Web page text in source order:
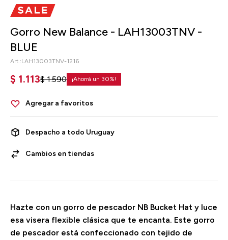
Gorro New Balance - LAH13003TNV -
BLUE
LAH13003TNV-1216
$ 1.113$ 1.590 30
Despacho a todo Uruguay
Cambios en tiendas
Hazte con un gorro de pescador NB Bucket Hat y luce
esa visera flexible clásica que te encanta. Este gorro
de pescador está confeccionado con tejido de